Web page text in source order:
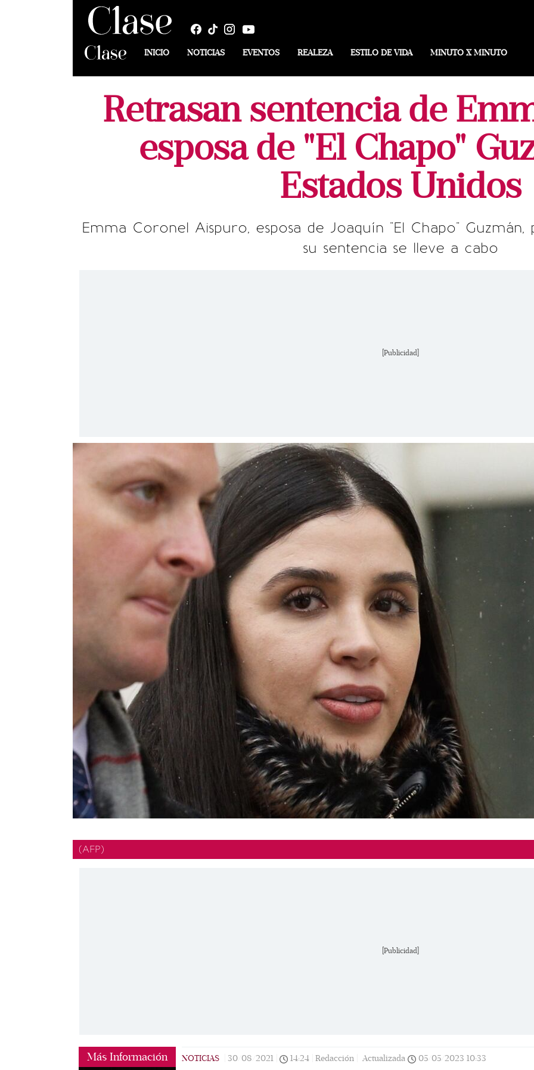
INICIO NOTICIAS EVENTOS REALEZA ESTILO DE VIDA MINUTO X MINUTO
Retrasan sentencia de
esposa de "El Chapo"
Estados Unidos
Emma Coronel Aispuro, esposa de Joaquín "El Chapo"
su sentencia se lleve a cabo
[Publicidad]
(AFP)
[Publicidad]
Más Información NOTICIAS 30/08/2021 14:24 Redacción | Actualizada 05/05/2023 10:33